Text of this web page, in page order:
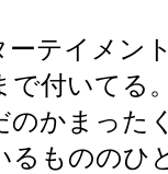
テイメン
で付いてる
のかまった
るもののひ